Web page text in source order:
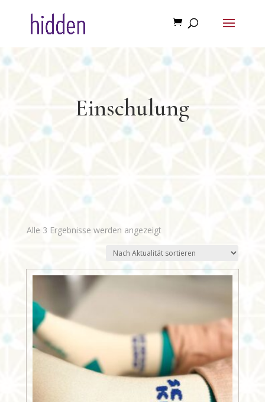
Einschulung
Alle 3 Ergebnisse werden angezeigtNach
sortiert